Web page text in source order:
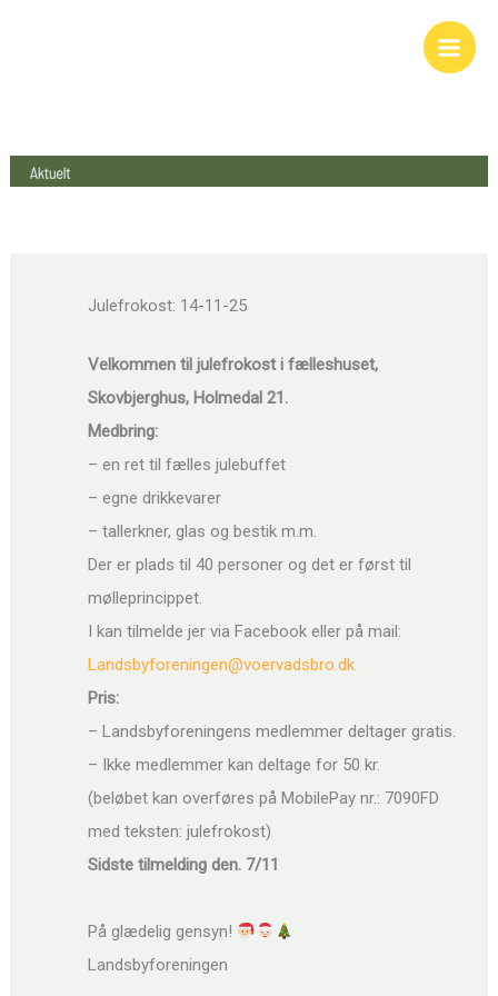
Julefrokost: 14-11-25
Velkommen til julefrokost i fælleshuset,
Skovbjerghus, Holmedal 21.
Medbring:
– en ret til fælles julebuffet
– egne drikkevarer
– tallerkner, glas og bestik m.m.
Der er plads til 40 personer og det er først til
mølleprincippet.
I kan tilmelde jer via Facebook eller på mail:
Landsbyforeningen@voervadsbro.dk
Pris:
– Landsbyforeningens medlemmer deltager gratis.
– Ikke medlemmer kan deltage for 50 kr.
(beløbet kan overføres på MobilePay nr.: 7090FD
med teksten: julefrokost)
Sidste tilmelding den. 7/11
På glædelig gensyn!
Landsbyforeningen